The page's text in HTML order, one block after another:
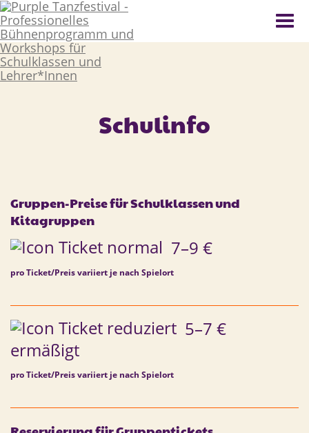
Skip
to
content
Schulinfo
Gruppen-Preise für Schulklassen und
Kitagruppen
7–9 €
pro Ticket/Preis variiert je nach Spielort
5–7 €
ermäßigt
pro Ticket/Preis variiert je nach Spielort